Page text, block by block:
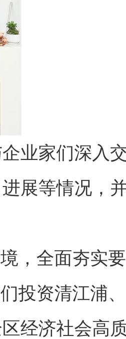
业家们深入
展等情况，
，全面夯实要
投资清江浦、
经济社会高